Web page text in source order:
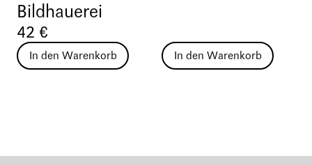
Bildhauerei
42 €
In den Warenkorb In den Warenkorb